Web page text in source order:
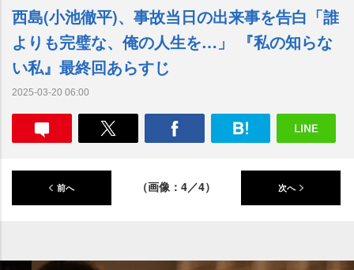
t
e
西島(小池徹平)、事故当日の出来事を告白「誰
よりも完璧な、俺の人生を…」 『私の知らな
い私』最終回あらすじ
2025-03-20 06:00
前へ （画像：4／4） 次へ